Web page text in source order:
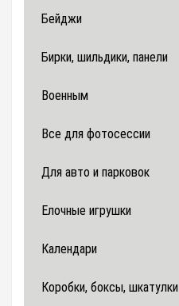
Бейджи
Бирки, шильдики, панели
Военным
Все для фотосессии
Для авто и парковок
Елочные игрушки
Календари
Коробки, боксы, шкатулки